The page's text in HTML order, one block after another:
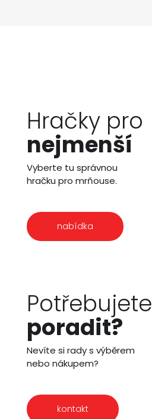
Hračky pro
nejmenší
Vyberte tu správnou
hračku pro mrňouse.
nabídka
Potřebujete
poradit?
Nevíte si rady s výběrem
nebo nákupem?
kontakt